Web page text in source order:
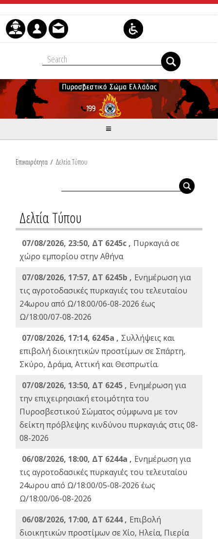
Μετάβαση στο περιεχόμενο
Επικαιρότητα / Δελτία Τύπου
Δελτία Τύπου
07/08/2026, 23:50, ΔΤ 6245c , Πυρκαγιά σε
χώρο εμπορίου στην Αθήνα
07/08/2026, 17:57, ΔΤ 6245b , Ενημέρωση για
τις αγροτοδασικές πυρκαγιές του τελευταίου
24ωρου από Ω/18:00/06-08-2026 έως
Ω/18:00/07-08-2026
07/08/2026, 17:14, 6245a , Συλλήψεις και
επιβολή διοικητικών προστίμων σε Σπάρτη,
Σκύρο, Δράμα, Αττική και Θεσπρωτία.
07/08/2026, 13:50, ΔΤ 6245 , Ενημέρωση για
την επιχειρησιακή ετοιμότητα του
Πυροσβεστικού Σώματος σύμφωνα με τον
δείκτη πρόβλεψης κινδύνου πυρκαγιάς στις 08-
08-2026
06/08/2026, 18:00, ΔΤ 6244a , Ενημέρωση για
τις αγροτοδασικές πυρκαγιές του τελευταίου
24ωρου από Ω/18:00/05-08-2026 έως
Ω/18:00/06-08-2026
06/08/2026, 17:00, ΔΤ 6244 , Επιβολή
διοικητικών προστίμων σε Χίο, Ηλεία, Πιερία